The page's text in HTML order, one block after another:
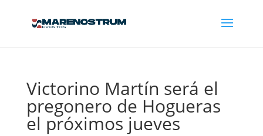
Victorino Martín será el
pregonero de Hogueras
el próximos jueves